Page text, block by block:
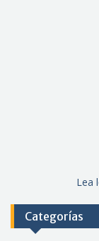
Lea
Categorías